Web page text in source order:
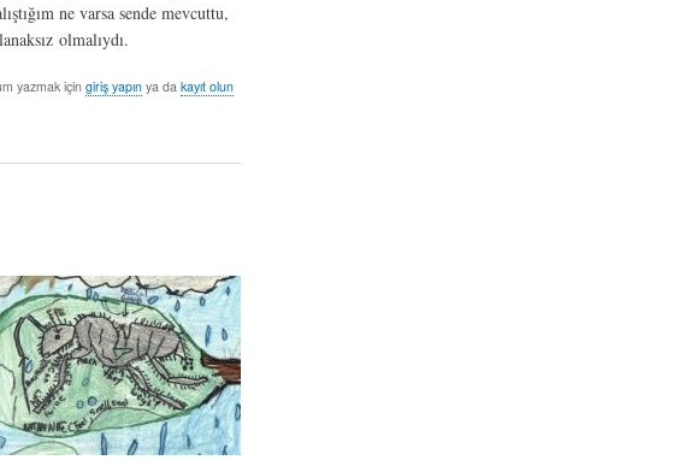
ne varsa sende mevcuttu,
olmalıydı.
yazmak içingiriş yapın ya dakayıt olun